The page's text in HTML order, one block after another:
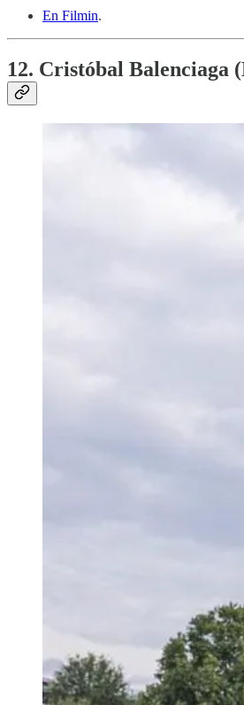
En Filmin.
12. Cristóbal Balenciaga